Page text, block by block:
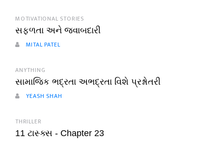
MOTIVATIONAL STORIES
સફળતા અને જવાબદારી
MITAL PATEL
ANYTHING
સામાજિક ભદ્રતા અભદ્રતા વિશે પ્રશ્નોતરી
YEASH SHAH
THRILLER
11 ટાસ્ક્સ - Chapter 23